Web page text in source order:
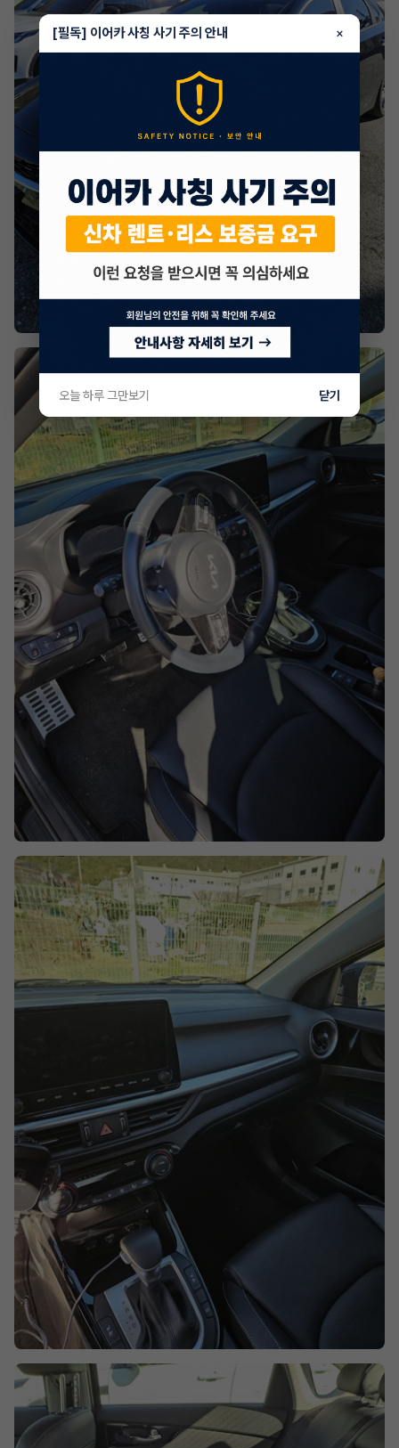
[필독] 이어카 사칭 사기 주의 안내 ×
오늘 하루 그만보기 닫기